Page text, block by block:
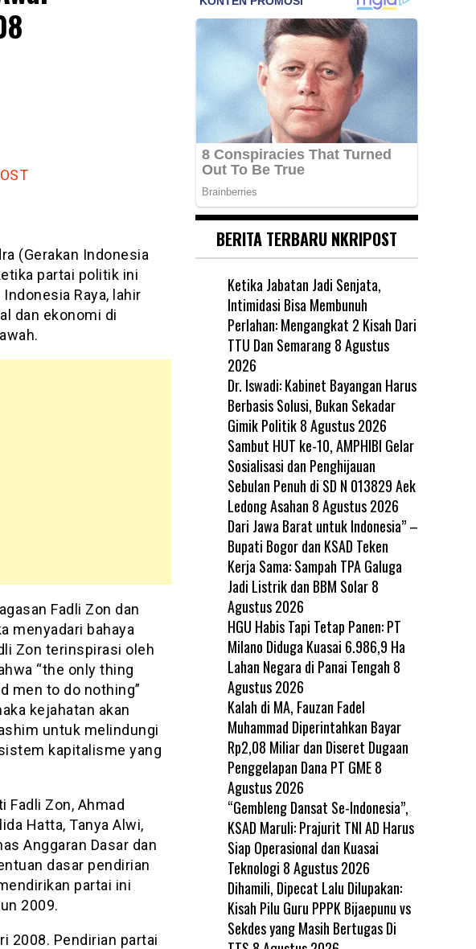
(Gerakan Indonesia
partai politik ini
Raya, lahir
dan ekonomi di
Fadli Zon dan
menyadari bahaya
Zon terinspirasi oleh
“the only thing
men to do nothing”
kejahatan akan
untuk melindungi
kapitalisme yang
Fadli Zon, Ahmad
Hatta, Tanya Alwi,
Anggaran Dasar dan
dasar pendirian
partai ini
2009.
2008. Pendirian partai
BERITA TERBARU NKRIPOST
Ketika Jabatan Jadi Senjata,
Intimidasi Bisa Membunuh
Perlahan: Mengangkat 2 Kisah Dari
TTU Dan Semarang 8 Agustus
2026
Dr. Iswadi: Kabinet Bayangan Harus
Berbasis Solusi, Bukan Sekadar
Gimik Politik 8 Agustus 2026
Sambut HUT ke-10, AMPHIBI Gelar
Sosialisasi dan Penghijauan
Sebulan Penuh di SD N 013829 Aek
Ledong Asahan 8 Agustus 2026
Dari Jawa Barat untuk Indonesia” –
Bupati Bogor dan KSAD Teken
Kerja Sama: Sampah TPA Galuga
Jadi Listrik dan BBM Solar 8
Agustus 2026
HGU Habis Tapi Tetap Panen: PT
Milano Diduga Kuasai 6.986,9 Ha
Lahan Negara di Panai Tengah 8
Agustus 2026
Kalah di MA, Fauzan Fadel
Muhammad Diperintahkan Bayar
Rp2,08 Miliar dan Diseret Dugaan
Penggelapan Dana PT GME 8
Agustus 2026
“Gembleng Dansat Se-Indonesia”,
KSAD Maruli: Prajurit TNI AD Harus
Siap Operasional dan Kuasai
Teknologi 8 Agustus 2026
Dihamili, Dipecat Lalu Dilupakan:
Kisah Pilu Guru PPPK Bijaepunu vs
Sekdes yang Masih Bertugas Di